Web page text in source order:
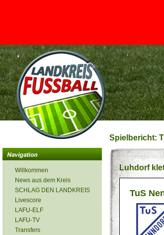
<
Willkommen
News aus dem Kreis
SCHLAG DEN LANDKREIS
Livescore
LAFU-ELF
LAFU-TV
Transfers
Spielbericht:
Luhdorf
TuS